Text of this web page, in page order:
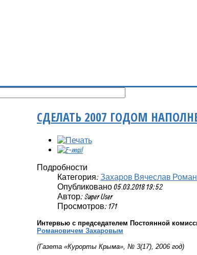
СДЕЛАТЬ 2007 ГОДОМ
Подробности
Категория: Захаров Вячеслав
Опубликовано 05.03.2018 19:52
Автор: Super User
Просмотров: 171
Интервью с председателем Постоянной
Романовичем Захаровым
(Газета «Курорты Крыма», № 3(17), 2006 год)